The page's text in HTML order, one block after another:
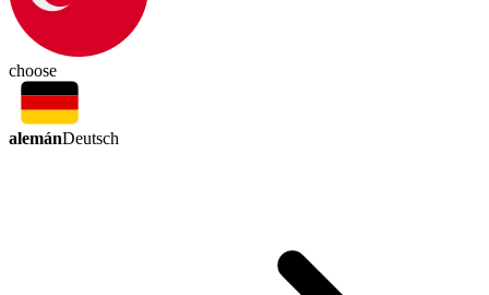
choose
alemánDeutsch